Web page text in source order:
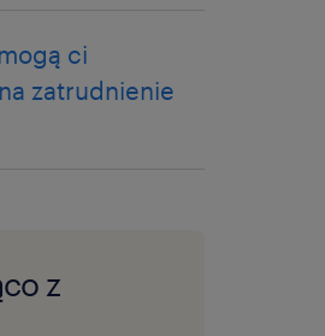
ci
zatrudnienie
z